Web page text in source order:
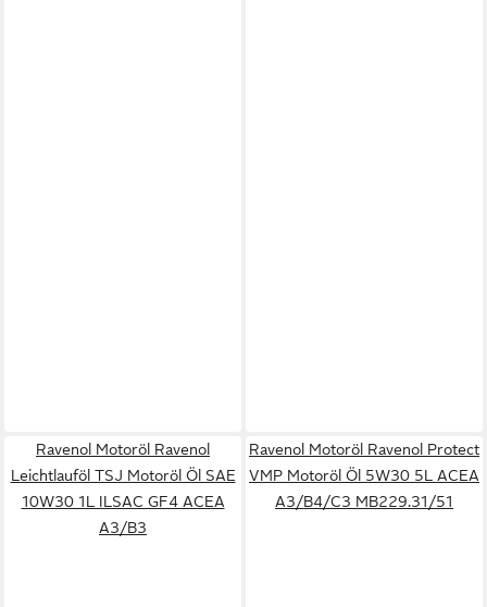
Ravenol Motoröl Ravenol
Leichtlauföl TSJ Motoröl Öl SAE
10W30 1L ILSAC GF4 ACEA
A3/B3
Ravenol Motoröl Ravenol Protect
VMP Motoröl Öl 5W30 5L ACEA
A3/B4/C3 MB229.31/51